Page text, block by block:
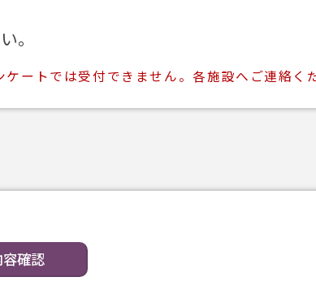
。
ートでは受付できません。各施設へご連絡く